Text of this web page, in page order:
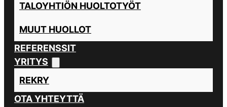
TALOYHTIÖN HUOLTOTYÖT
MUUT HUOLLOT
REFERENSSIT
YRITYS
REKRY
OTA YHTEYTTÄ